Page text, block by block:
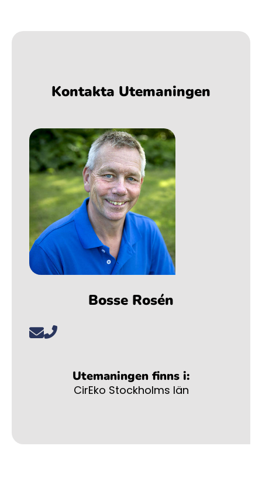
Kontakta Utemaningen
Bosse Rosén
Utemaningen finns i:
CirEko Stockholms län